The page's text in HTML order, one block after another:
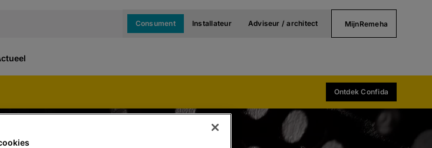
Consument Installateur Adviseur / architect MijnRemeha
Ontdek Confida